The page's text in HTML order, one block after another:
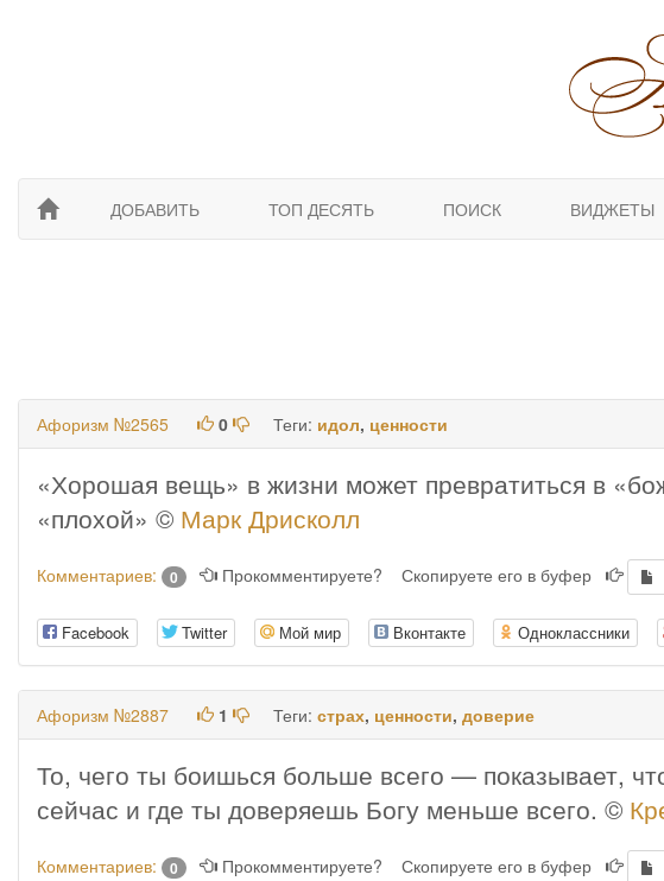
ДОБАВИТЬ ТОП ДЕСЯТЬ ПОИСК ВИДЖЕТЫ
Афоризм №2565 0 Теги: идол, ценности
«Хорошая вещь» в жизни может превратиться в
«плохой» © Марк Дрисколл
Комментариев: 0 Прокомментируете? Скопируете его в буфер
Facebook Twitter Мой мир Вконтакте Одноклассники
Афоризм №2887 1 Теги: страх, ценности, доверие
То, чего ты боишься больше всего — показывает,
сейчас и где ты доверяешь Богу меньше всего. ©
Комментариев: 0 Прокомментируете? Скопируете его в буфер